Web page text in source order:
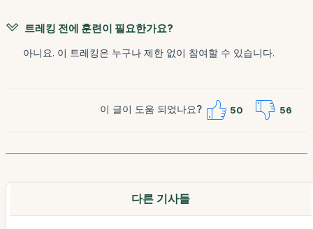
트레킹 전에 훈련이 필요한가요?
아니요. 이 트레킹은 누구나 제한 없이 참여할 수 있습니다.
이 글이 도움 되었나요? 50 56
다른 기사들